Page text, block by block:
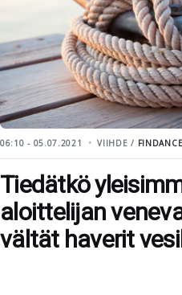
06:10 - 05.07.2021 VIIHDE / FINDANCE
Tiedätkö
aloittelijan
vältät haverit